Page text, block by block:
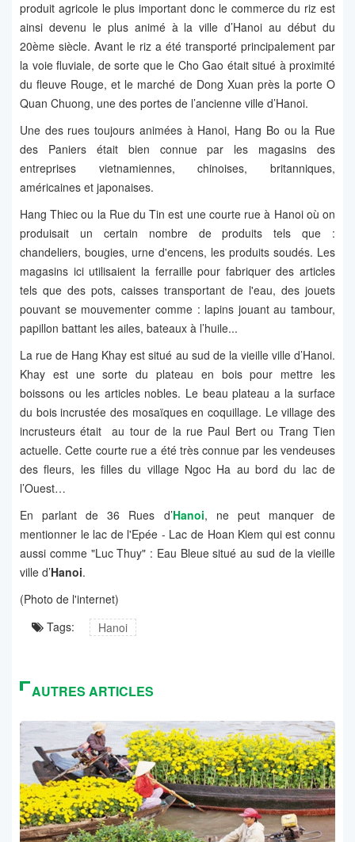
produit agricole le plus important donc le commerce du riz est
ainsi devenu le plus animé à la ville d’Hanoi au début du
20ème siècle. Avant le riz a été transporté principalement par
la voie fluviale, de sorte que le Cho Gao était situé à proximité
du fleuve Rouge, et le marché de Dong Xuan près la porte O
Quan Chuong, une des portes de l’ancienne ville d’Hanoi.
Une des rues toujours animées à Hanoi, Hang Bo ou la Rue
des Paniers était bien connue par les magasins des
entreprises vietnamiennes, chinoises, britanniques,
américaines et japonaises.
Hang Thiec ou la Rue du Tin est une courte rue à Hanoi où on
produisait un certain nombre de produits tels que :
chandeliers, bougies, urne d'encens, les produits soudés. Les
magasins ici utilisaient la ferraille pour fabriquer des articles
tels que des pots, caisses transportant de l'eau, des jouets
pouvant se mouvementer comme : lapins jouant au tambour,
papillon battant les ailes, bateaux à l’huile...
La rue de Hang Khay est situé au sud de la vieille ville d’Hanoi.
Khay est une sorte du plateau en bois pour mettre les
boissons ou les articles nobles. Le beau plateau a la surface
du bois incrustée des mosaïques en coquillage. Le village des
incrusteurs était au tour de la rue Paul Bert ou Trang Tien
actuelle. Cette courte rue a été très connue par les vendeuses
des fleurs, les filles du village Ngoc Ha au bord du lac de
l’Ouest…
En parlant de 36 Rues d’Hanoi, ne peut manquer de
mentionner le lac de l'Epée - Lac de Hoan Kiem qui est connu
aussi comme "Luc Thuy" : Eau Bleue situé au sud de la vieille
ville d’Hanoi.
(Photo de l'internet)
Tags:
Hanoi
AUTRES ARTICLES